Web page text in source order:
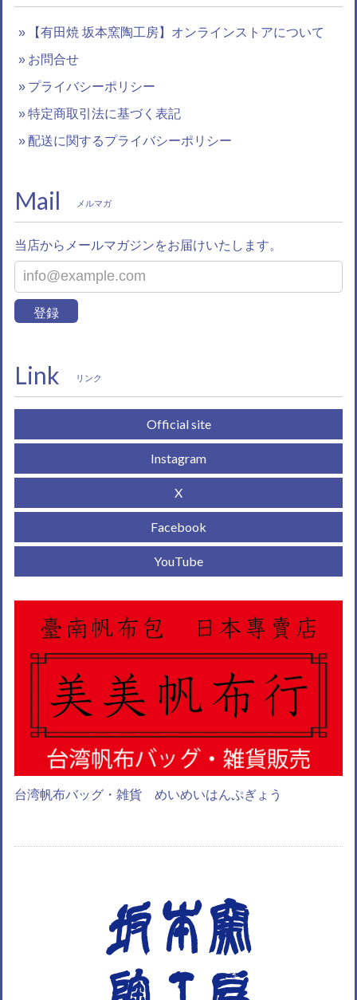
【有田焼 坂本窯陶工房】オンラインストアについて
お問合せ
プライバシーポリシー
特定商取引法に基づく表記
配送に関するプライバシーポリシー
Mail メルマガ
当店からメールマガジンをお届けいたします。
登録
Link リンク
Official site
Instagram
X
Facebook
YouTube
台湾帆布バッグ・雑貨 めいめいはんぷぎょう